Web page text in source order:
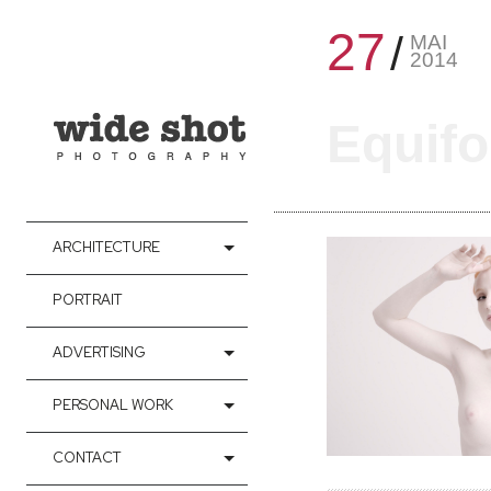
ARCHITECTURE
PORTRAIT
ADVERTISING
PERSONAL WORK
CONTACT
27 MAI
2014